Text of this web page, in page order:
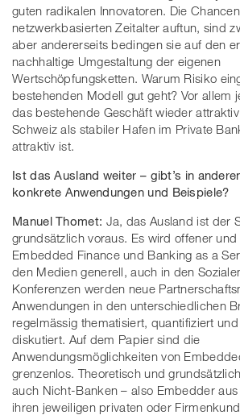
guten radikalen Innovatoren. Die
netzwerkbasierten Zeitalter auftun, sind
aber andererseits bedingen sie auf den
nachhaltige Umgestaltung der eigenen
Wertschöpfungsketten. Warum Risiko
bestehenden Modell gut geht? Vor allem
das bestehende Geschäft wieder
Schweiz als stabiler Hafen im Private
attraktiv ist.
Ist das Ausland weiter – gibt’s in
konkrete Anwendungen und Beispiele?
Manuel Thomet: Ja, das Ausland ist der
grundsätzlich voraus. Es wird offener
Embedded Finance und Banking as a
den Medien generell, auch in den
Konferenzen werden neue
Anwendungen in den unterschiedlichen
regelmässig thematisiert, quantifiziert
diskutiert. Auf dem Papier sind die
Anwendungsmöglichkeiten von
grenzenlos. Theoretisch und
auch Nicht-Banken – also Embedder
ihren jeweiligen privaten oder